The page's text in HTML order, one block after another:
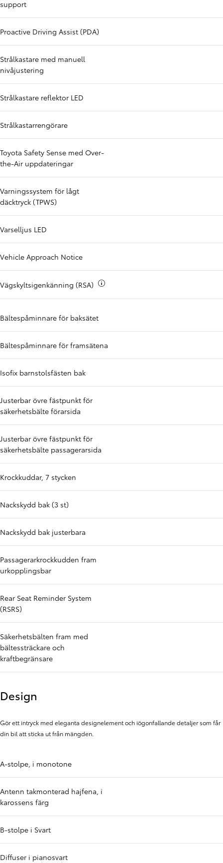
support
Proactive Driving Assist (PDA)
Strålkastare med manuell
nivåjustering
Strålkastare reflektor LED
Strålkastarrengörare
Toyota Safety Sense med Over-
the-Air uppdateringar
Varningssystem för lågt
däcktryck (TPWS)
Varselljus LED
Vehicle Approach Notice
Vägskyltsigenkänning (RSA)
Bältespåminnare för baksätet
Bältespåminnare för framsätena
Isofix barnstolsfästen bak
Justerbar övre fästpunkt för
säkerhetsbälte förarsida
Justerbar övre fästpunkt för
säkerhetsbälte passagerarsida
Krockkuddar, 7 stycken
Nackskydd bak (3 st)
Nackskydd bak justerbara
Passagerarkrockkudden fram
urkopplingsbar
Rear Seat Reminder System
(RSRS)
Säkerhetsbälten fram med
bältessträckare och
kraftbegränsare
Design
Gör ett intryck med eleganta designelement och iögonfallande detaljer som får
din bil att sticka ut från mängden.
A-stolpe, i monotone
Antenn takmonterad hajfena, i
karossens färg
B-stolpe i Svart
Diffuser i pianosvart